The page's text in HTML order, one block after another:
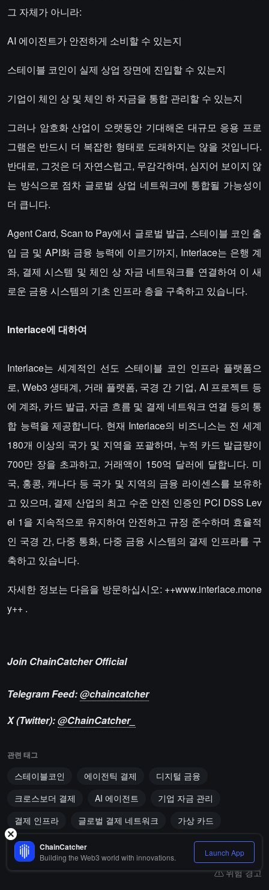
그 자체가 아니라:
AI 에이전트가 안전하게 소비할 수 있는지
스테이블 코인이 실제 상업 장면에 진입할 수 있는지
기업이 체인 상 및 체인 하 자금을 통합 관리할 수 있는지
그러나 암호화 산업이 오랫동안 기대해온 대규모 응용 프로
그램은 반드시 더 복잡한 형태로 도래하지는 않을 것입니다.
반대로, 그것은 더 자연스럽고, 무감각하며, 심지어 보이지 않
는 방식으로 점차 글로벌 상업 네트워크에 통합될 가능성이
더 큽니다.
Agent Card, Scan to Pay에서 글로벌 발급, 스테이블 코인 출
입 금 및 API화 금융 능력에 이르기까지, Interlace는 은행 계
좌, 결제 시스템 및 체인 상 자금 네트워크를 연결하여 이 새
로운 금융 시스템의 기초 인프라 층을 구축하고 있습니다.
Interlace에 대하여
Interlace는 세계적인 선도 스테이블 코인 인프라 플랫폼으
로, Web3 생태계, 거래 플랫폼, 국경 간 기업, AI 프로젝트 등
에 계좌, 카드 발급, 자금 흐름 및 결제 네트워크 연결 등의 통
합 능력을 제공합니다. 현재 Interlace의 비즈니스는 전 세계
180개 이상의 국가 및 지역을 포괄하며, 누적 카드 발급량이
700만 장을 초과하고, 거래액이 150억 달러에 달합니다. 미
국, 홍콩, 캐나다 등 국가 및 지역의 금융 라이센스를 보유하
고 있으며, 결제 산업의 최고 수준 안전 인증인 PCI DSS Lev
el 1을 지속적으로 유지하여 안전하고 규정 준수하며 효율적
인 국경 간, 다중 통화, 다중 금융 시스템의 결제 인프라를 구
축하고 있습니다.
자세한 정보는 다음을 방문하십시오: ++www.interlace.mone
y++ .
Join ChainCatcher Official
Telegram Feed:@chaincatcher
X (Twitter):@ChainCatcher_
관련 태그
스테이블코인 에이전틱 결제
디지털 금융
크로스보더 결제
AI 에이전트
기업 자금 관리
결제 인프라
글로벌 결제 네트워크
가상 카드
규제 시스템
위험 경고
ChainCatcher
Building the Web3 world with innovations. Launch App